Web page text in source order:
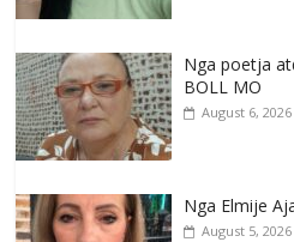
Nga poetja
BOLL MO
August 6, 2026
Nga Elmije
August 5, 2026